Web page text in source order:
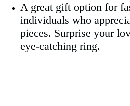
A great gift option for
individuals who
pieces. Surprise your
eye-catching ring.